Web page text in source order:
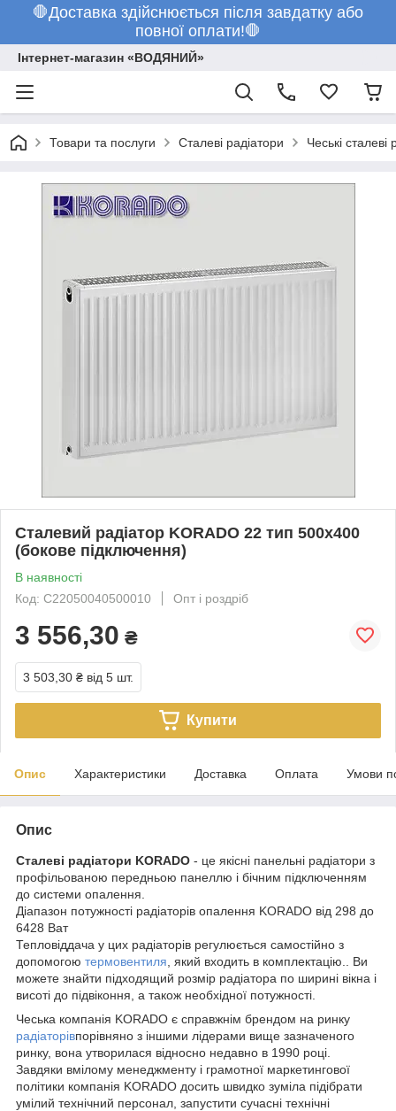
🛑Доставка здійснюється після завдатку або
повної оплати!🛑
Інтернет-магазин «ВОДЯНИЙ»
Товари та послуги Сталеві радіатори Чеські
Сталевий радіатор KORADO 22 тип 500х400
(бокове підключення)
В наявності
Код: C22050040500010
Опт і роздріб
3 556,30 ₴
3 503,30 ₴ від 5 шт.
Купити
Опис Характеристики Доставка Оплата Умови
Опис
Сталеві радіатори KORADO - це якісні панельні радіатори з
профільованою передньою панеллю і бічним підключенням
до системи опалення.
Діапазон потужності радіаторів опалення KORADO від 298 до
6428 Ват
Тепловіддача у цих радіаторів регулюється самостійно з
допомогою термовентиля , який входить в комплектацію.. Ви
можете знайти підходящий розмір радіатора по ширині вікна і
висоті до підвіконня, а також необхідної потужності.
Чеська компанія KORADO є справжнім брендом на ринку
радіаторівпорівняно з іншими лідерами вище зазначеного
ринку, вона утворилася відносно недавно в 1990 році.
Завдяки вмілому менеджменту і грамотної маркетингової
політики компанія KORADO досить швидко зуміла підібрати
умілий технічний персонал, запустити сучасні технічні